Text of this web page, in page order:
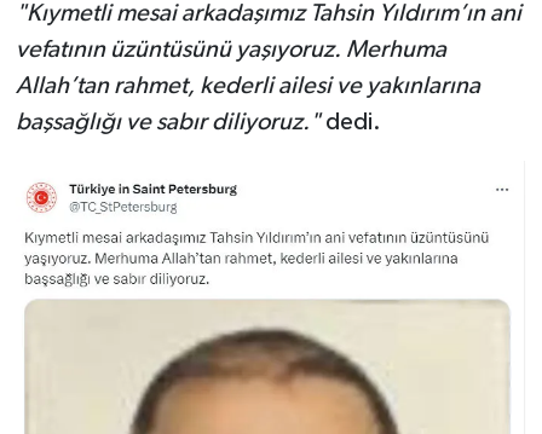
"Kıymetli mesai arkadaşımız Tahsin Yıldırım’ın ani
vefatının üzüntüsünü yaşıyoruz. Merhuma
Allah’tan rahmet, kederli ailesi ve yakınlarına
başsağlığı ve sabır diliyoruz."dedi.